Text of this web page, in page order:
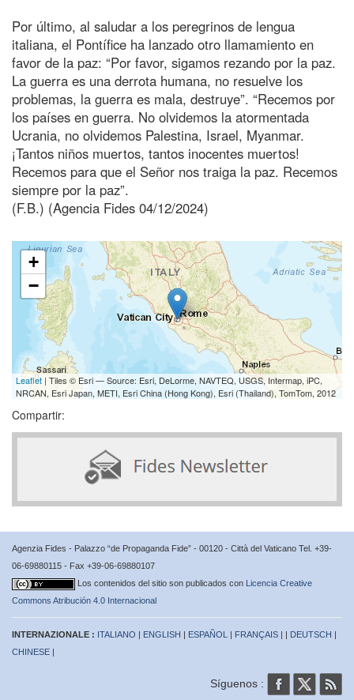
Por último, al saludar a los peregrinos de lengua
italiana, el Pontífice ha lanzado otro llamamiento en
favor de la paz: “Por favor, sigamos rezando por la paz.
La guerra es una derrota humana, no resuelve los
problemas, la guerra es mala, destruye”. “Recemos por
los países en guerra. No olvidemos la atormentada
Ucrania, no olvidemos Palestina, Israel, Myanmar.
¡Tantos niños muertos, tantos inocentes muertos!
Recemos para que el Señor nos traiga la paz. Recemos
siempre por la paz”.
(F.B.) (Agencia Fides 04/12/2024)
+
−
Leaflet | Tiles © Esri — Source: Esri, DeLorme, NAVTEQ, USGS, Intermap, iPC,
NRCAN, Esri Japan, METI, Esri China (Hong Kong), Esri (Thailand), TomTom, 2012
Compartir:
Agenzia Fides - Palazzo “de Propaganda Fide” - 00120 - Città del Vaticano Tel. +39-
06-69880115 - Fax +39-06-69880107
Los contenidos del sitio son publicados con Licencia Creative
Commons Atribución 4.0 Internacional
INTERNAZIONALE : ITALIANO | ENGLISH | ESPAÑOL | FRANÇAIS | | DEUTSCH |
CHINESE |
Síguenos :